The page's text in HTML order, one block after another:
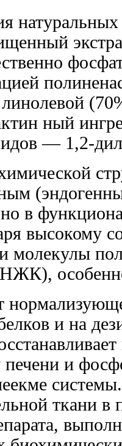
ный
— 1,2-
в
высокому
молекулы
и на
печени и
ткани